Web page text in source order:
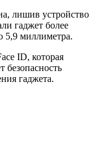
лишив устройство
гаджет более
5,9 миллиметра.
ID, которая
безопасность
гаджета.